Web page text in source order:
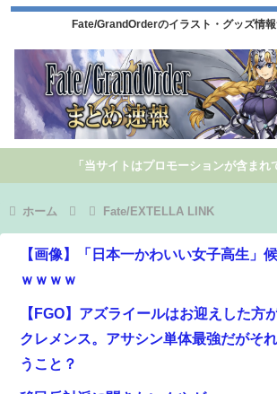
Fate/GrandOrderのイラスト・グッズ情
「当サイトはプロモーションが含まれ
ホーム Fate/EXTELLA LINK
【画像】「日本一かわいい女子高生」
ｗｗｗｗ
【FGO】アズライールはお迎えした方
クレメンス。アサシン単体最強だがそ
うこと？